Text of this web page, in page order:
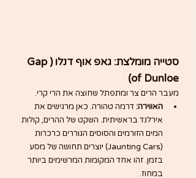
סטייה מומלצת: גאפ אוף דנלו (Gap
of Dunloe)
מעבר הרים צר ומתפתל שחוצה את הרי קרי.
האווירה: דרמה טהורה. כאן מרגישים את
אירלנד בראשיתית. השקט של ההרים, קולות
המים הזורמים והסוסים הגוררים כרכרות
(Jaunting Cars) יוצרים תחושה של מסע
בזמן. זהו אחד המקומות המרשימים ביותר
במחוז.